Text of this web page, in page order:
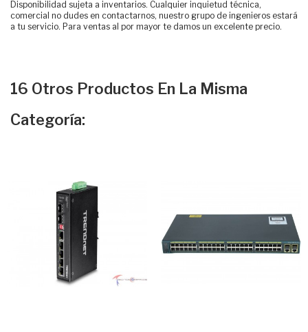
Disponibilidad sujeta a inventarios. Cualquier inquietud técnica,
comercial no dudes en contactarnos, nuestro grupo de ingenieros estará
a tu servicio. Para ventas al por mayor te damos un excelente precio.
16 Otros Productos En La Misma
Categoría: